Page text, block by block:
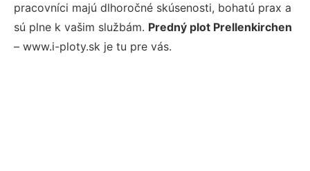
pracovníci majú dlhoročné skúsenosti, bohatú prax a
sú plne k vašim službám. Predný plot Prellenkirchen
– www.i-ploty.sk je tu pre vás.